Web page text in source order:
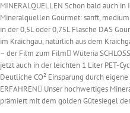
MINERALQUELLEN Schon bald auch in
Mineralquellen Gourmet: sanft,
in der 0,5L oder 0,75L Flasche DAS
im Kraichgau, natürlich aus dem
– der Film zum Film
Wüteria
jetzt auch in der leichten 1 Liter PET-
Deutliche CO² Einsparung durch
ERFAHREN
Unser hochwertiges
prämiert mit dem golden Gütesiegel